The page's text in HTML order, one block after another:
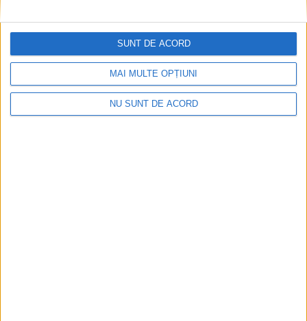
MAI MULTE OPȚIUNI
NU SUNT DE ACORD
SUNT DE ACORD